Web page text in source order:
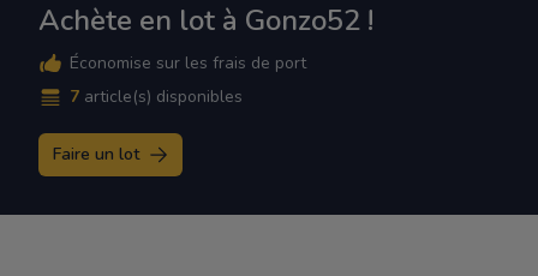
Achète en lot à Gonzo52 !
Économise sur les frais de port
7 article(s) disponibles
Faire un lot